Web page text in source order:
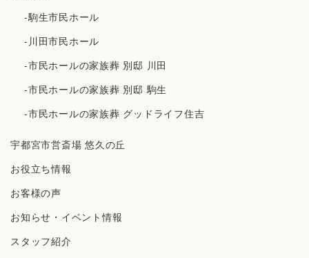
-駒生市民ホール
-川田市民ホール
-市民ホールの家族葬 別邸 川田
-市民ホールの家族葬 別邸 駒生
-市民ホールの家族葬 グッドライフ住吉
宇都宮市営斎場 悠久の丘
お役立ち情報
お客様の声
お知らせ・イベント情報
スタッフ紹介